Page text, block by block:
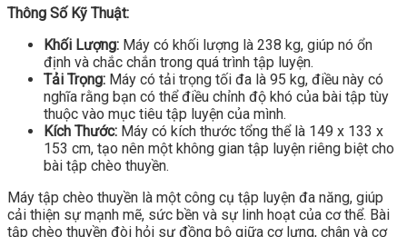
Thông Số Kỹ Thuật:
Khối Lượng: Máy có khối lượng là 238 kg, giúp nó ổn
định và chắc chắn trong quá trình tập luyện.
Tải Trọng: Máy có tải trọng tối đa là 95 kg, điều này có
nghĩa rằng bạn có thể điều chỉnh độ khó của bài tập tùy
thuộc vào mục tiêu tập luyện của mình.
Kích Thước: Máy có kích thước tổng thể là 149 x 133 x
153 cm, tạo nên một không gian tập luyện riêng biệt cho
bài tập chèo thuyền.
Máy tập chèo thuyền là một công cụ tập luyện đa năng, giúp
cải thiện sự mạnh mẽ, sức bền và sự linh hoạt của cơ thể. Bài
tập chèo thuyền đòi hỏi sự đồng bộ giữa cơ lưng, chân và cơ